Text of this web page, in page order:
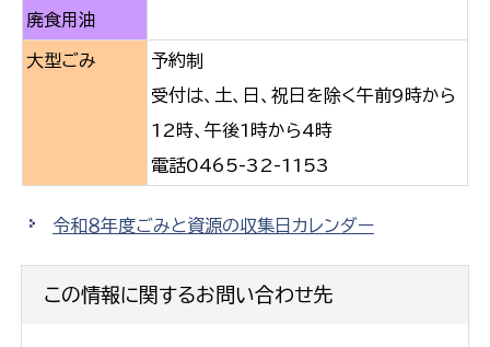
廃食用油
大型ごみ
予約制
受付は、土、日、祝日を除く午前9時から
12時、午後1時から4時
電話0465-32-1153
令和８年度ごみと資源の収集日カレンダー
この情報に関するお問い合わせ先